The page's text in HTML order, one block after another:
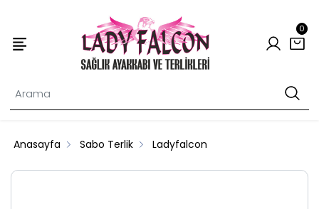
0
Anasayfa Sabo Terlik Ladyfalcon